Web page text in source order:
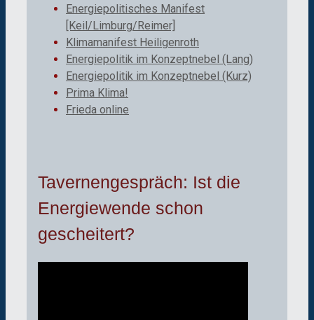
Energiepolitisches Manifest
[Keil/Limburg/Reimer]
Klimamanifest Heiligenroth
Energiepolitik im Konzeptnebel (Lang)
Energiepolitik im Konzeptnebel (Kurz)
Prima Klima!
Frieda online
Tavernengespräch: Ist die
Energiewende schon
gescheitert?